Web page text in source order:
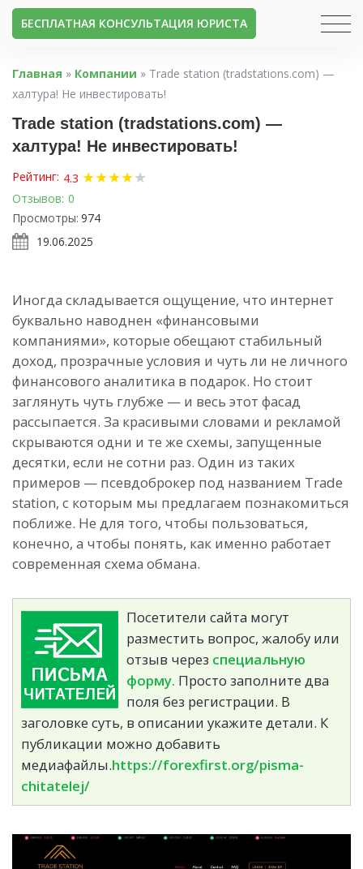
БЕСПЛАТНАЯ КОНСУЛЬТАЦИЯ ЮРИСТА
Главная » Компании » Trade station (tradstations.com) —
халтура! Не инвестировать!
Trade station (tradstations.com) —
халтура! Не инвестировать!
Рейтинг: 4.3 ★★★★★
Отзывов: 0
Просмотры: 974
19.06.2025
Иногда складывается ощущение, что интернет
буквально наводнен «финансовыми
компаниями», которые обещают стабильный
доход, прозрачные условия и чуть ли не личного
финансового аналитика в подарок. Но стоит
заглянуть чуть глубже — и весь этот фасад
рассыпается. За красивыми словами и рекламой
скрываются одни и те же схемы, запущенные
десятки, если не сотни раз. Один из таких
примеров — псевдоброкер под названием Trade
station, с которым мы предлагаем познакомиться
поближе. Не для того, чтобы пользоваться,
конечно, а чтобы понять, как именно работает
современная схема обмана.
Посетители сайта могут
разместить вопрос, жалобу или
отзыв через специальную
форму. Просто заполните два
поля без регистрации. В
заголовке суть, в описании укажите детали. К
публикации можно добавить
медиафайлы.https://forexfirst.org/pisma-
chitatelej/